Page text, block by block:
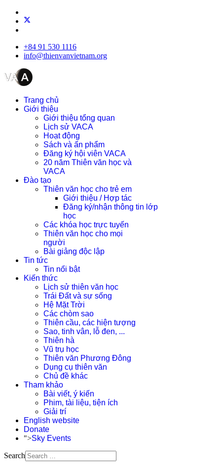
+84 91 530 1116
info@thienvanvietnam.org
Trang chủ
Giới thiệu
Giới thiệu tổng quan
Lịch sử VACA
Hoạt động
Sách và ấn phẩm
Đăng ký hội viên VACA
20 năm Thiên văn học và
VACA
Đào tạo
Thiên văn học cho trẻ em
Giới thiệu / Hợp tác
Đăng ký/nhận thông tin lớp
học
Các khóa học trực tuyến
Thiên văn học cho mọi
người
Bài giảng độc lập
Tin tức
Tin nổi bật
Kiến thức
Lịch sử thiên văn học
Trái Đất và sự sống
Hệ Mặt Trời
Các chòm sao
Thiên cầu, các hiện tượng
Sao, tinh vân, lỗ đen, ...
Thiên hà
Vũ trụ học
Thiên văn Phương Đông
Dụng cụ thiên văn
Chủ đề khác
Tham khảo
Bài viết, ý kiến
Phim, tài liệu, tiện ích
Giải trí
English website
Donate
">Sky Events
Search